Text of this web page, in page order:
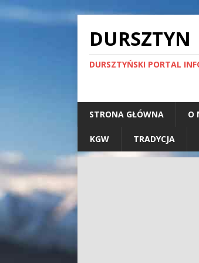
DURSZTYN
DURSZTYŃSKI PORTAL
STRONA GŁÓWNA O
KGW TRADYCJA